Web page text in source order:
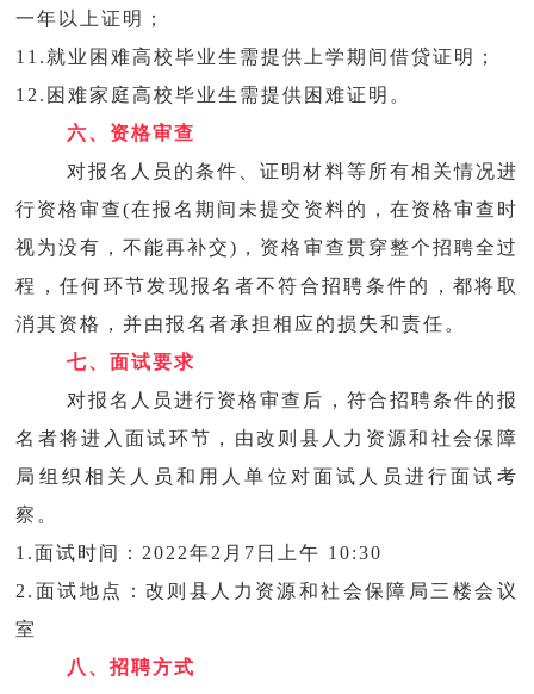
一年以上证明；
11.就业困难高校毕业生需提供上学期间借贷证明；
12.困难家庭高校毕业生需提供困难证明。
六、资格审查
对报名人员的条件、证明材料等所有相关情况进
行资格审查(在报名期间未提交资料的，在资格审查时
视为没有，不能再补交)，资格审查贯穿整个招聘全过
程，任何环节发现报名者不符合招聘条件的，都将取
消其资格，并由报名者承担相应的损失和责任。
七、面试要求
对报名人员进行资格审查后，符合招聘条件的报
名者将进入面试环节，由改则县人力资源和社会保障
局组织相关人员和用人单位对面试人员进行面试考
察。
1.面试时间：2022年2月7日上午 10:30
2.面试地点：改则县人力资源和社会保障局三楼会议
室
八、招聘方式